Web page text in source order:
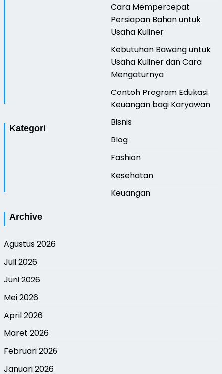
Cara Mempercepat
Persiapan Bahan untuk
Usaha Kuliner
Kebutuhan Bawang untuk
Usaha Kuliner dan Cara
Mengaturnya
Contoh Program Edukasi
Keuangan bagi Karyawan
Kategori
Bisnis
Blog
Fashion
Kesehatan
Keuangan
Archive
Agustus 2026
Juli 2026
Juni 2026
Mei 2026
April 2026
Maret 2026
Februari 2026
Januari 2026